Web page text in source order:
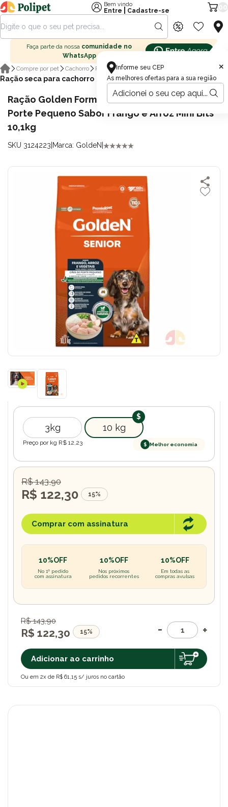
Informe seu CEP
As melhores ofertas para a sua região
×
Bem vindo
Entre
Cadastre-se
Faça parte da nossa comunidade no
WhatsApp
Compre por pet
Cachorro Ração para cachorro
Ração seca para cachorro
Ração Golden Formula Cães Adultos Senior de
Porte Pequeno Sabor Frango e Arroz Mini Bits
10,1kg
SKU 3124223 Marca: GoldeN
3kg 10 kg
Preço por kg R$ 12,23 $ Melhor economia
R$ 143,90
R$ 122,30 15%
Adicionar ao carrinho
Ou em 2x de R$ 61,15 s/ juros no cartão
R$ 143,90
R$ 122,30 15%
Comprar com assinatura
10%OFF
No 1º pedido
com assinatura
10%OFF
Nos próximos
pedidos recorrentes
10%OFF
Em todas as
compras avulsas